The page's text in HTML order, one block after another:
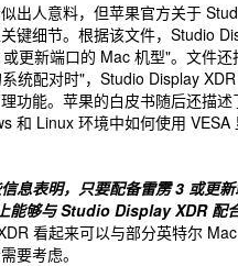
出人意料，但苹果官方关于
键细节。根据该文件，Studio
更新端口的 Mac 机型"。文件
统配对时"，Studio Display
功能。苹果的白皮书随后还描
和 Linux 环境中如何使用 VESA
息表明，只要配备雷雳 3 或更
能够与 Studio Display XDR 配
看起来可以与部分英特尔
要考虑。